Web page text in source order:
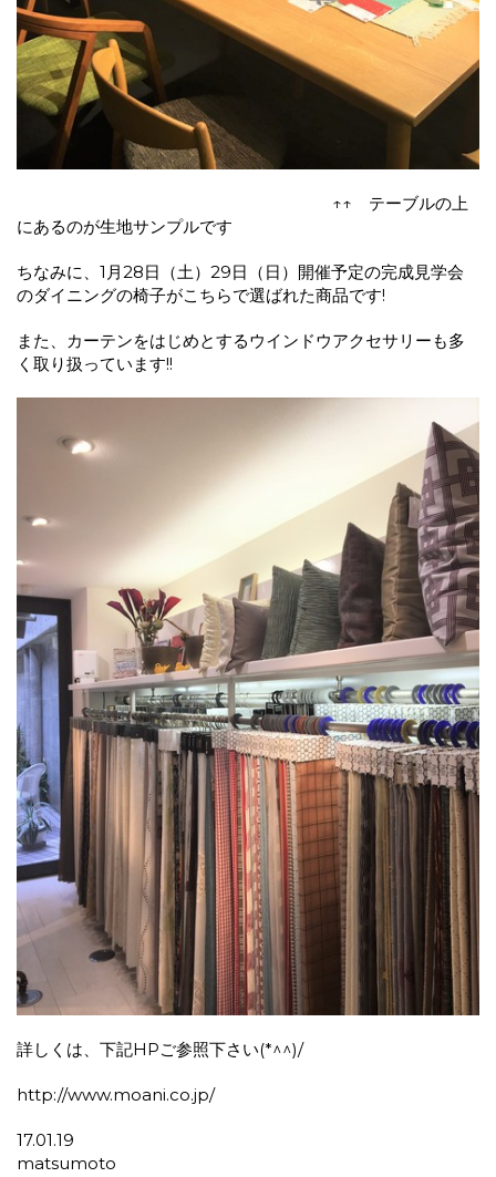
↑↑ テーブルの上
にあるのが生地サンプルです
ちなみに、1月28日（土）29日（日）開催予定の完成見学会
のダイニングの椅子がこちらで選ばれた商品です!
また、カーテンをはじめとするウインドウアクセサリーも多
く取り扱っています!!
詳しくは、下記HPご参照下さい(*^^)/
http://www.moani.co.jp/
17.01.19
matsumoto